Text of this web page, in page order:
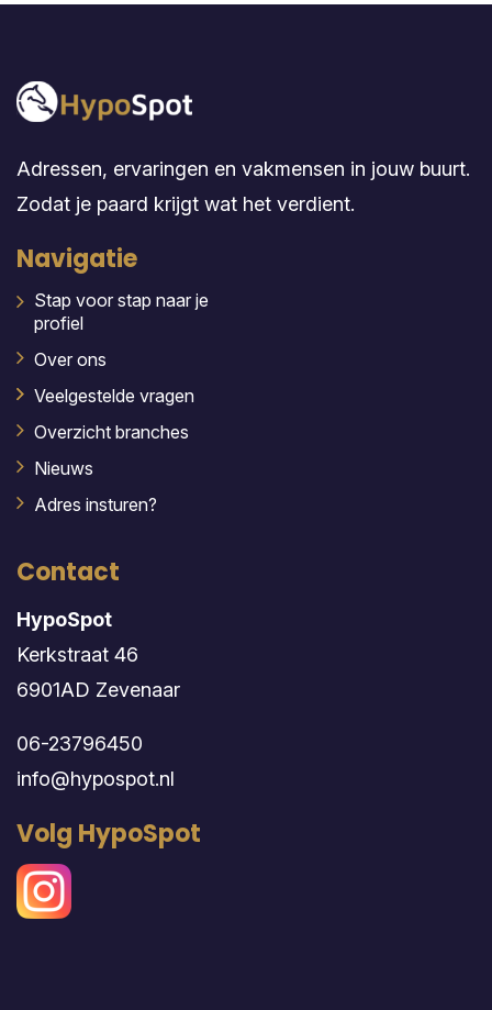
Adressen, ervaringen en vakmensen in jouw buurt.
Zodat je paard krijgt wat het verdient.
Navigatie
Stap voor stap naar je
profiel
Over ons
Veelgestelde vragen
Overzicht branches
Nieuws
Adres insturen?
Contact
HypoSpot
Kerkstraat 46
6901AD Zevenaar
06-23796450
info@hypospot.nl
Volg HypoSpot